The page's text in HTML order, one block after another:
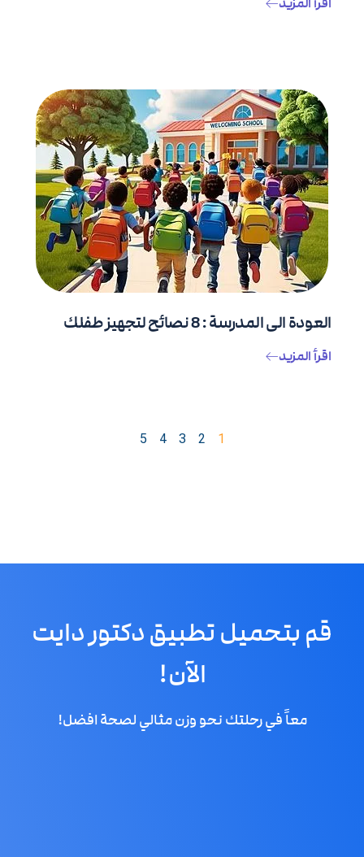
العودة الى المدرسة : 8 نصائح لتجهيز طفلك
اقرأ المزيد
1
2
3
4
5
قم بتحميل تطبيق دكتور دايت
الآن!
معاً في رحلتك نحو وزن مثالي لصحة افضل!